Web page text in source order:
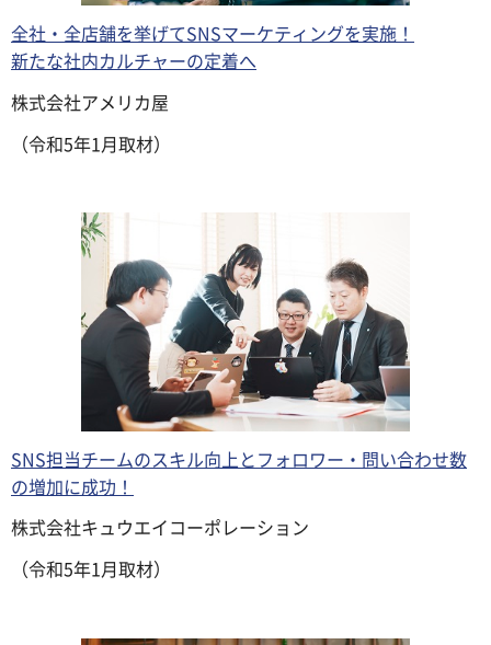
全社・全店舗を挙げてSNSマーケティングを実施！
新たな社内カルチャーの定着へ
株式会社アメリカ屋
（令和5年1月取材）
SNS担当チームのスキル向上とフォロワー・問い合わせ数
の増加に成功！
株式会社キュウエイコーポレーション
（令和5年1月取材）